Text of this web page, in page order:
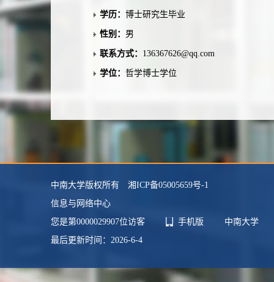
学历： 博士研究生毕业
性别： 男
联系方式： 136367626@qq.com
学位： 哲学博士学位
中南大学版权所有 湘ICP备05005659号-1
信息与网络中心
您是第0000029907位访客 手机版
中南大学
最后更新时间： 2026-6-4